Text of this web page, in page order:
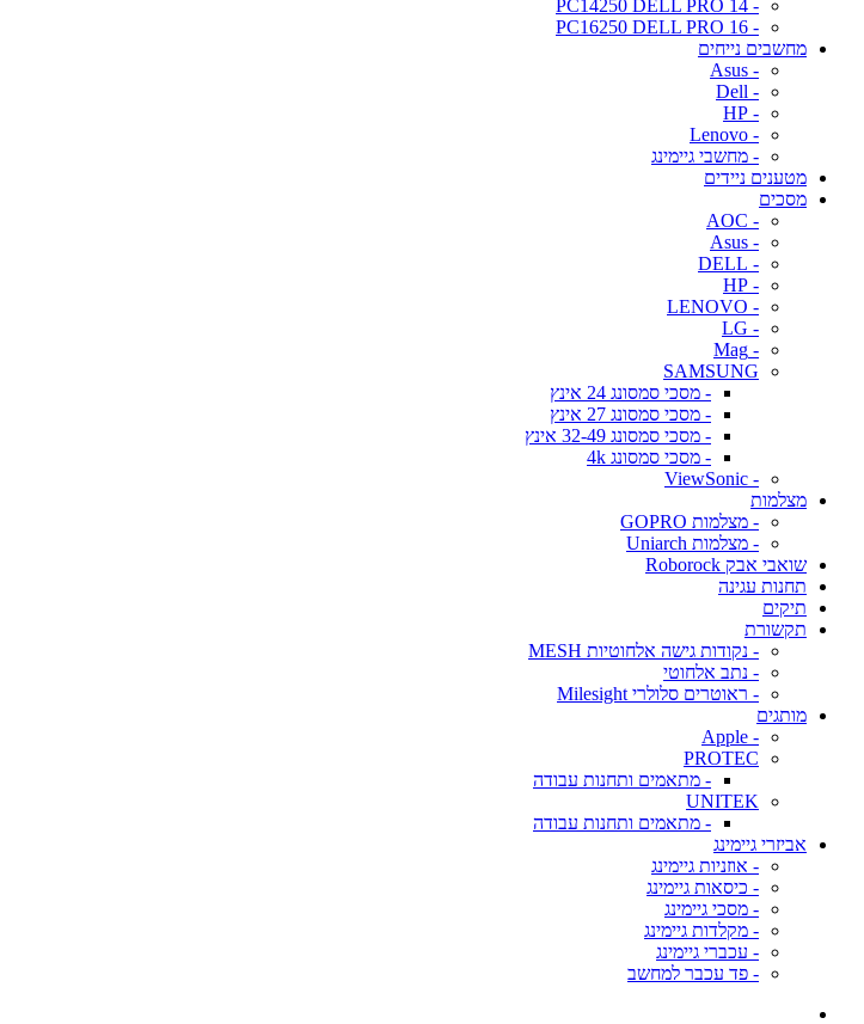
- PC14250 DELL PRO 14
- PC16250 DELL PRO 16
מחשבים נייחים
- Asus
- Dell
- HP
- Lenovo
- מחשבי גיימינג
מטענים ניידים
מסכים
- AOC
- Asus
- DELL
- HP
- LENOVO
- LG
- Mag
SAMSUNG
- מסכי סמסונג 24 אינץ
- מסכי סמסונג 27 אינץ
- מסכי סמסונג 32-49 אינץ
- מסכי סמסונג 4k
- ViewSonic
מצלמות
- מצלמות GOPRO
- מצלמות Uniarch
שואבי אבק Roborock
תחנות עגינה
תיקים
תקשורת
- נקודות גישה אלחוטיות MESH
- נתב אלחוטי
- ראוטרים סלולרי Milesight
מותגים
- Apple
PROTEC
- מתאמים ותחנות עבודה
UNITEK
- מתאמים ותחנות עבודה
אביזרי גיימינג
- אוזניות גיימינג
- כיסאות גיימינג
- מסכי גיימינג
- מקלדות גיימינג
- עכברי גיימינג
- פד עכבר למחשב